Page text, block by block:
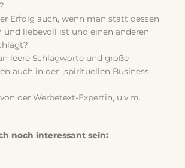
Erfolg auch, wenn man statt dessen
und liebevoll ist und einen anderen
leere Schlagworte und große
auch in der „spirituellen Business
der Werbetext-Expertin, u.v.m.
noch interessant sein: